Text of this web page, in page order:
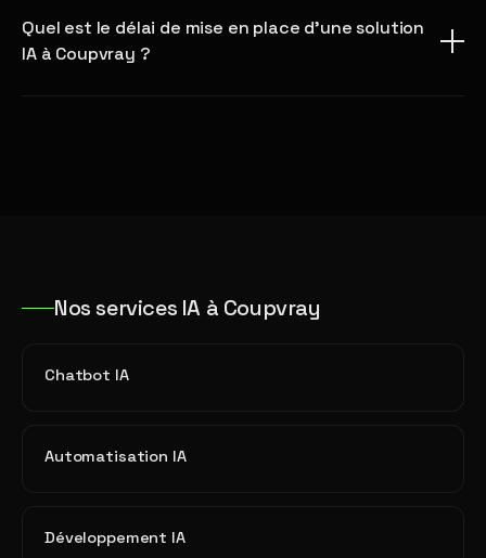
Quel est le délai de mise en place d'une solution
IA à Coupvray ?
Nos services IA à Coupvray
Chatbot IA
Automatisation IA
Développement IA